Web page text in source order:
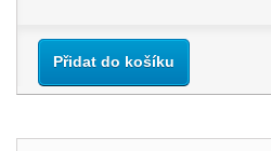
Přidat do košíku